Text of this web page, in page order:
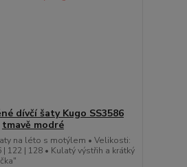
dívčí šaty Kugo SS3586
tmavě modré
na léto s motýlem • Velikosti:
| 122 | 128 • Kulatý výstřih a krátký